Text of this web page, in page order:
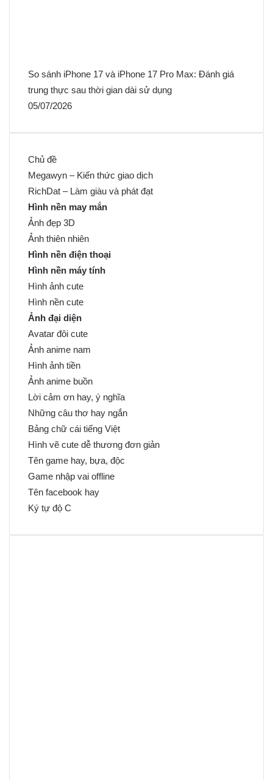
So sánh iPhone 17 và iPhone 17 Pro Max: Đánh giá
trung thực sau thời gian dài sử dụng
05/07/2026
Chủ đề
Megawyn – Kiến thức giao dịch
RichDat – Làm giàu và phát đạt
Hình nền may mắn
Ảnh đẹp 3D
Ảnh thiên nhiên
Hình nền điện thoại
Hình nền máy tính
Hình ảnh cute
Hình nền cute
Ảnh đại diện
Avatar đôi cute
Ảnh anime nam
Hình ảnh tiền
Ảnh anime buồn
Lời cảm ơn hay, ý nghĩa
Những câu thơ hay ngắn
Bảng chữ cái tiếng Việt
Hình vẽ cute dễ thương đơn giản
Tên game hay, bựa, độc
Game nhập vai offline
Tên facebook hay
Ký tự độ C